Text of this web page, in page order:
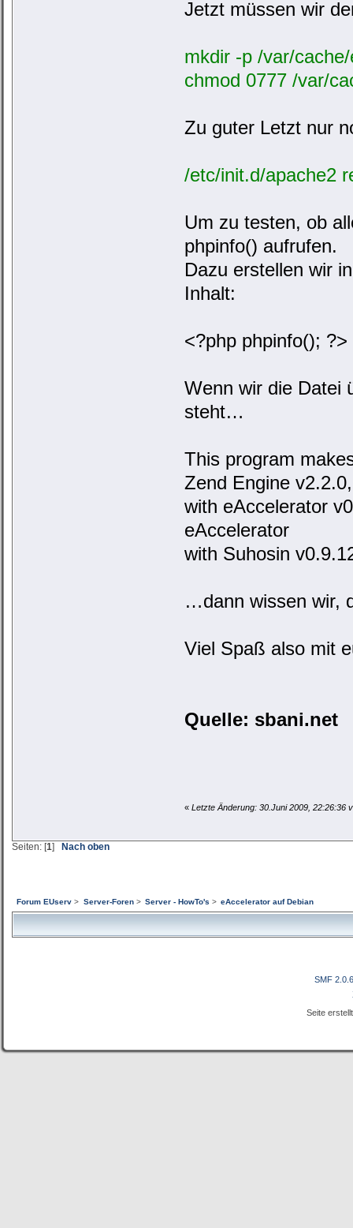
Jetzt müssen wir
mkdir -p /var/
chmod 0777 /var/
Zu guter Letzt nur
/etc/init.d/apache2
Um zu testen, ob
phpinfo() aufrufen.
Dazu erstellen wir
Inhalt:
<?php phpinfo(); ?>
Wenn wir die Datei
steht…
This program
Zend Engine
with eAccelerator
eAccelerator
with Suhosin
…dann wissen wir,
Viel Spaß also mit
Quelle: sbani.net
«Letzte Änderung: 30.Juni 2009, 22:26:36
Seiten: [1] Nach oben
Forum EUserv > Server-Foren> Server - HowTo's > eAccelerator auf Debian
SMF 2.0.6
Seite